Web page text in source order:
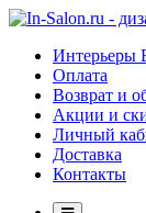
Интерьеры
Оплата
Возврат и
Акции и
Личный
Доставка
Контакты